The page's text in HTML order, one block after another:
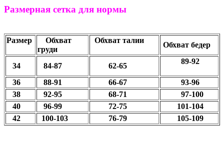
Размерная сетка для нормы
Размер
Обхват
груди
Обхват талии
Обхват бедер
34 84-87 62-65
89-92
36 88-91 66-67
93-96
38
92-95 68-71
97-100
40
96-99 72-75
101-104
42
100-103 76-79 105-109